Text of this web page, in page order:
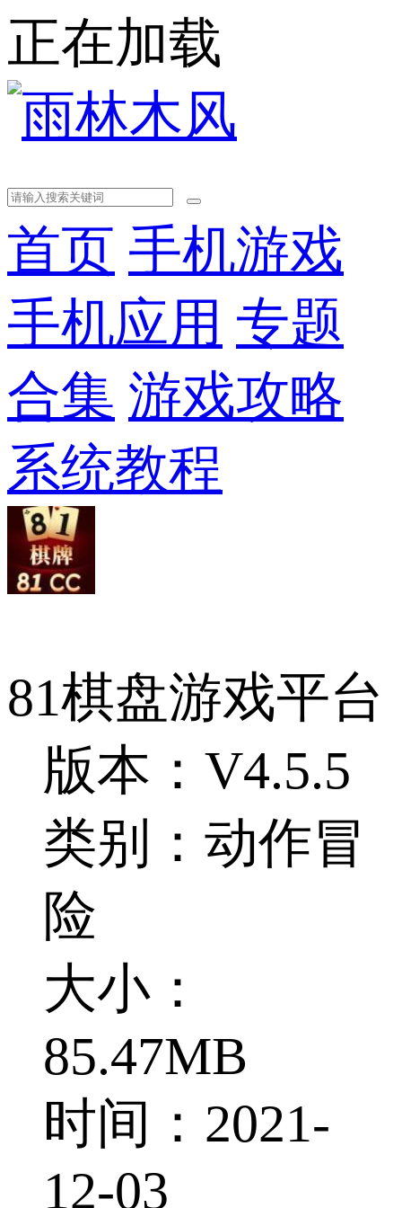
正在加载
首页 手机游戏
手机应用 专题
合集 游戏攻略
系统教程
81棋盘游戏平台
版本：V4.5.5
类别：动作冒
险
大小：
85.47MB
时间：2021-
12-03